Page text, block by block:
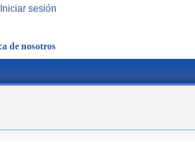
Iniciar sesión
de nosotros